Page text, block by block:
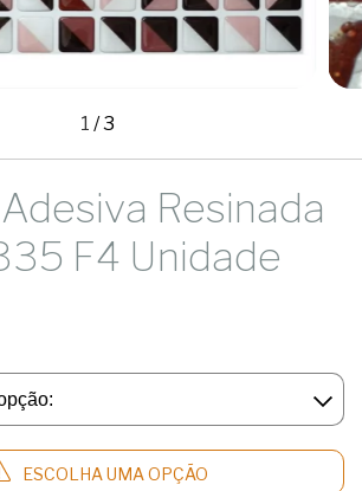
1 /3
Resinada
F4 Unidade
ESCOLHA UMA OPÇÃO